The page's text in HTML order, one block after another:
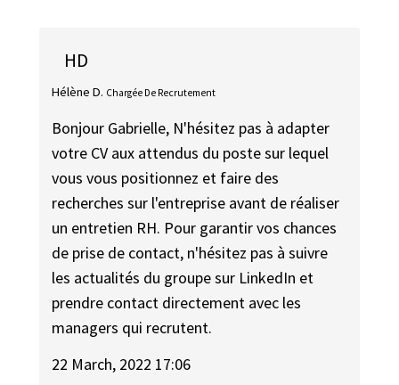
HD
Hélène D. Chargée De Recrutement
Bonjour Gabrielle, N'hésitez pas à adapter
votre CV aux attendus du poste sur lequel
vous vous positionnez et faire des
recherches sur l'entreprise avant de réaliser
un entretien RH. Pour garantir vos chances
de prise de contact, n'hésitez pas à suivre
les actualités du groupe sur LinkedIn et
prendre contact directement avec les
managers qui recrutent.
22 March, 2022 17:06